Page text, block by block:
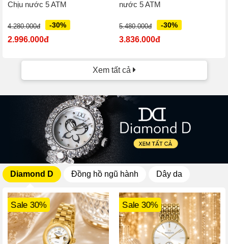
Chịu nước 5 ATM
4.280.000đ -30%
2.996.000đ
nước 5 ATM
5.480.000đ -30%
3.836.000đ
Xem tất cả
Diamond D Đồng hồ ngũ hành Dây da
Sale 30% Sale 30%